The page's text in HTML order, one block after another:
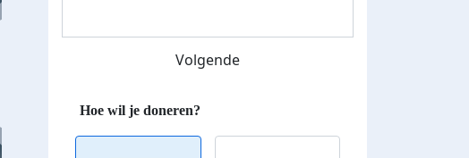
Streefbedrag verhoogd
Volgende